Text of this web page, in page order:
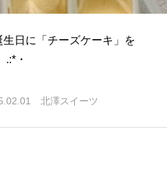
生日に「チーズケーキ」を
・
北澤スイーツ